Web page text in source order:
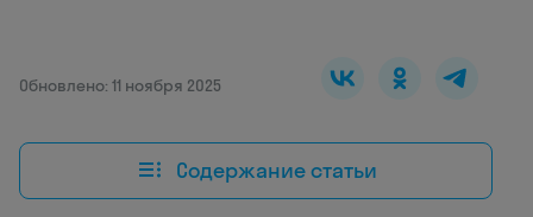
Обновлено: 11 ноября 2025
Содержание статьи